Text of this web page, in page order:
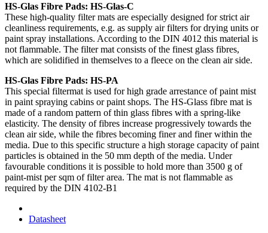
HS-Glas Fibre Pads: HS-Glas-C
These high-quality filter mats are especially designed for strict air
cleanliness requirements, e.g. as supply air filters for drying units or
paint spray installations. According to the DIN 4012 this material is
not flammable. The filter mat consists of the finest glass fibres,
which are solidified in themselves to a fleece on the clean air side.
HS-Glas Fibre Pads: HS-PA
This special filtermat is used for high grade arrestance of paint mist
in paint spraying cabins or paint shops. The HS-Glass fibre mat is
made of a random pattern of thin glass fibres with a spring-like
elasticity. The density of fibres increase progressively towards the
clean air side, while the fibres becoming finer and finer within the
media. Due to this specific structure a high storage capacity of paint
particles is obtained in the 50 mm depth of the media. Under
favourable conditions it is possible to hold more than 3500 g of
paint-mist per sqm of filter area. The mat is not flammable as
required by the DIN 4102-B1
Datasheet